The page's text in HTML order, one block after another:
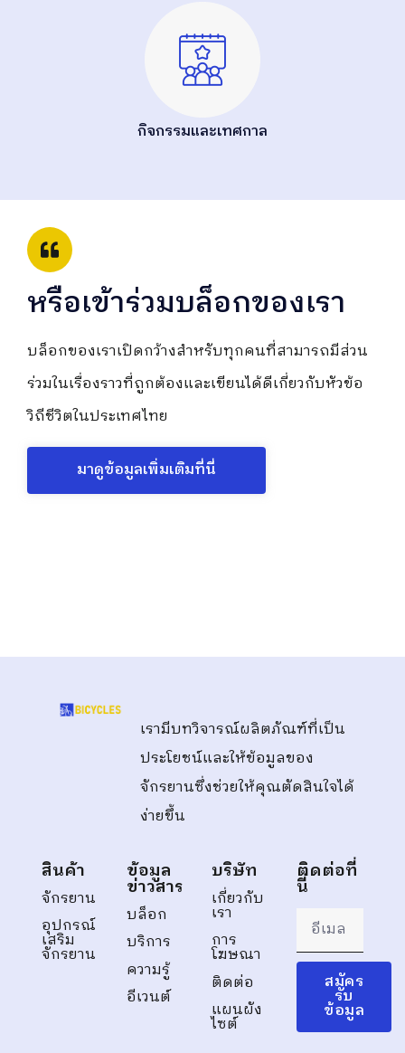
กิจกรรมและเทศกาล
หรือเข้าร่วมบล็อกของเรา
บล็อกของเราเปิดกว้างสำหรับทุกคนที่สามารถมีส่วน
ร่วมในเรื่องราวที่ถูกต้องและเขียนได้ดีเกี่ยวกับหัวข้อ
วิถีชีวิตในประเทศไทย
มาดูข้อมูลเพิ่มเติมที่นี่
เรามีบทวิจารณ์ผลิตภัณฑ์ที่เป็น
ประโยชน์และให้ข้อมูลของ
จักรยานซึ่งช่วยให้คุณตัดสินใจได้
ง่ายขึ้น
สินค้า
จักรยาน
อุปกรณ์
เสริม
จักรยาน
ข้อมูล
ข่าวสาร
บล็อก
บริการ
ความรู้
อีเวนต์
บริษัท
เกี่ยวกับ
เรา
การ
โฆษณา
ติดต่อ
แผนผัง
ไซต์
ติดต่อที่
นี่
สมัคร
รับ
ข้อมูล